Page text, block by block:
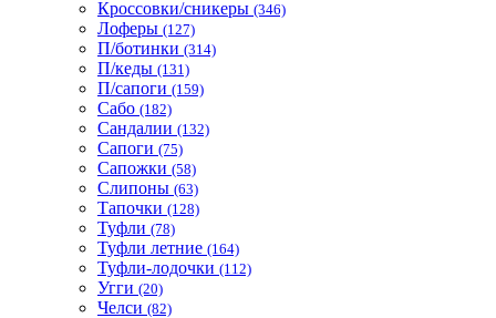
Кроссовки/сникеры (346)
Лоферы (127)
П/ботинки (314)
П/кеды (131)
П/сапоги (159)
Сабо (182)
Сандалии (132)
Сапоги (75)
Сапожки (58)
Слипоны (63)
Тапочки (128)
Туфли (78)
Туфли летние (164)
Туфли-лодочки (112)
Угги (20)
Челси (82)